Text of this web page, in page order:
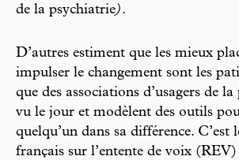
de la psychiatrie).
D’autres estiment que les mieux
impulser le changement sont les
que des associations d’usagers de
vu le jour et modèlent des outils
quelqu’un dans sa différence. C’est
français sur l’entente de voix